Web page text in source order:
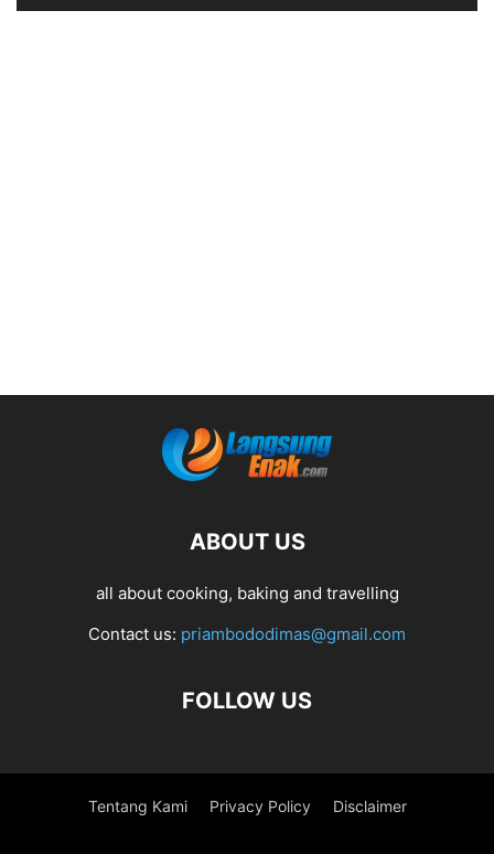
ABOUT US
all about cooking, baking and travelling
Contact us: priambododimas@gmail.com
FOLLOW US
Tentang Kami Privacy Policy Disclaimer